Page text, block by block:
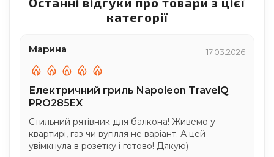
категорії
Марина 17.03.2026
Електричний гриль Napoleon TravelQ
PRO285EX
Стильний рятівник для балкона! Живемо у
квартирі, газ чи вугілля не варіант. А цей —
увімкнула в розетку і готово! Дякую)